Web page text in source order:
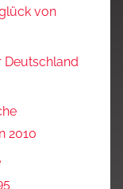
von
Deutschland
2010